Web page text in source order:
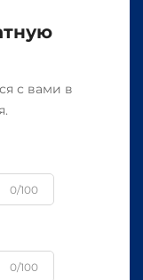
с вами в
0/100
0/100